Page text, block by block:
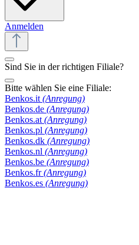
Anmelden
Sind Sie in der richtigen Filiale?
Bitte wählen Sie eine Filiale:
Benkos.it (Anregung)
Benkos.de (Anregung)
Benkos.at (Anregung)
Benkos.pl (Anregung)
Benkos.dk (Anregung)
Benkos.nl (Anregung)
Benkos.be (Anregung)
Benkos.fr (Anregung)
Benkos.es (Anregung)